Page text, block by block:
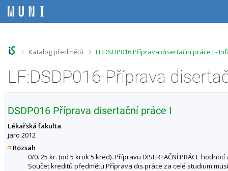
e
e
e
e
>Katalog předmětů >
LF:DSDP016 Příprava disertační práce I -
LF:DSDP016 Příprava
DSDP016 Příprava disertační práce I
Lékařská fakulta
jaro 2012
Rozsah
0/0. 25 kr. (od 5 krok 5 kred). Přípravu DISERTAČNÍ PRÁCE
Součet kreditů předmětu Příprava dis.práce za celé studium